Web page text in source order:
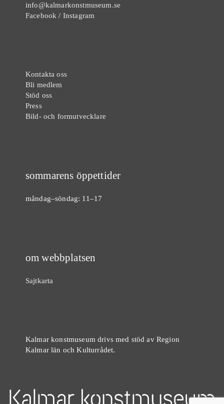
info@kalmarkonstmuseum.se
Facebook / Instagram
Kontakta oss
Bli medlem
Stöd oss
Press
Bild- och formutvecklare
sommarens öppettider
måndag–söndag: 11–17
om webbplatsen
Sajtkarta
Kalmar konstmuseum drivs med stöd av Region
Kalmar län och Kulturrådet.